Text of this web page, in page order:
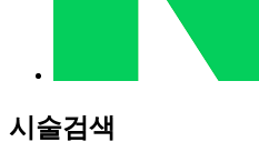
시술검색